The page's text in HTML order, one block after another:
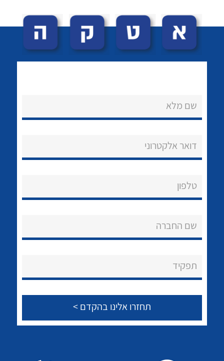
שירותי תמיכה
About Ateka Ltd.
לכל מוצרי היצרן
לכל מוצרי היצרן
לכל מוצרי היצרן לכל מוצרי היצרן
שם מלא
דואר אלקטרוני
טלפון
שם החברה
תפקיד